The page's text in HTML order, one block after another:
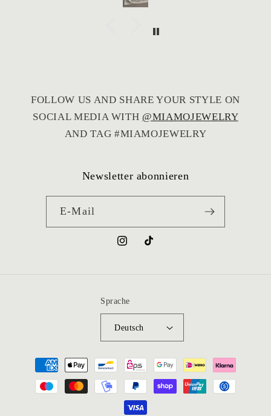
als Geschenk gedacht war und das Team sich
nachgefragt, ob eine frühere Lieferung
sehr gefreut.
Vielen Dank für den großartigen Service – ich
kann den Shop von Herzen weiterempfehlen!
FOLLOW US AND SHARE YOUR STYLE ON
SOCIAL MEDIA WITH @MIAMOJEWELRY
AND TAG #MIAMOJEWELRY
Newsletter abonnieren
E-Mail
InstagramTikTok
Sprache
Deutsch
Zahlungsmethoden